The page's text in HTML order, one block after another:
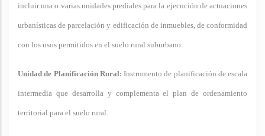
incluir una o varias unidades prediales para la ejecución de actuaciones
urbanísticas de parcelación y edificación de inmuebles, de conformidad
con los usos permitidos en el suelo rural suburbano.
Unidad de Planificación Rural: Instrumento de planificación de escala
intermedia que desarrolla y complementa el plan de ordenamiento
territorial para el suelo rural.